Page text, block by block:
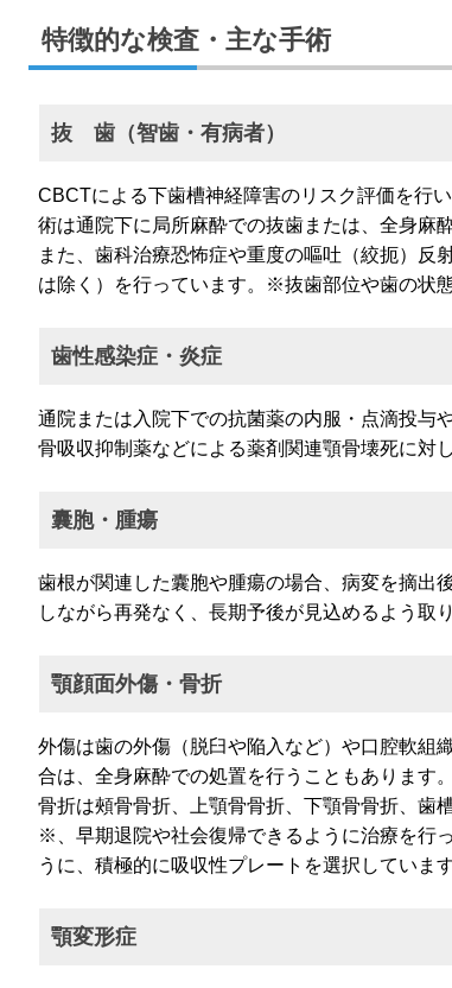
特徴的な検査・主な手術
抜 歯（智歯・有病者）
CBCTによる下歯槽神経障害のリスク評価を行
術は通院下に局所麻酔での抜歯または、全身麻
また、歯科治療恐怖症や重度の嘔吐（絞扼）反
は除く）を行っています。※抜歯部位や歯の状
歯性感染症・炎症
通院または入院下での抗菌薬の内服・点滴投与
骨吸収抑制薬などによる薬剤関連顎骨壊死に対
囊胞・腫瘍
歯根が関連した囊胞や腫瘍の場合、病変を摘出
しながら再発なく、長期予後が見込めるよう取
顎顔面外傷・骨折
外傷は歯の外傷（脱臼や陥入など）や口腔軟組
合は、全身麻酔での処置を行うこともあります。
骨折は頰骨骨折、上顎骨骨折、下顎骨骨折、歯
※、早期退院や社会復帰できるように治療を行
うに、積極的に吸収性プレートを選択してい
顎変形症